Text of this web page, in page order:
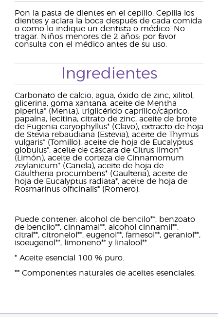
Pon la pasta de dientes en el cepillo. Cepilla los
dientes y aclara la boca después de cada comida
o como lo indique un dentista o médico. No
tragar. Niños menores de 2 años: por favor
consulta con el médico antes de su uso.
Ingredientes
Carbonato de calcio, agua, óxido de zinc, xilitol,
glicerina, goma xantana, aceite de Mentha
piperita* (Menta), triglicérido caprílico/cáprico,
papaína, lecitina, citrato de zinc, aceite de brote
de Eugenia caryophyllus* (Clavo), extracto de hoja
de Stevia rebaudiana (Estevia), aceite de Thymus
vulgaris* (Tomillo), aceite de hoja de Eucalyptus
globulus*, aceite de cáscara de Citrus limon*
(Limón), aceite de corteza de Cinnamomum
zeylanicum* (Canela), aceite de hoja de
Gaultheria procumbens* (Gaulteria), aceite de
hoja de Eucalyptus radiata*, aceite de hoja de
Rosmarinus officinalis* (Romero).
Puede contener: alcohol de bencilo**, benzoato
de bencilo**, cinnamal**, alcohol cinnamil**,
citral**, citronelol**, eugenol**, farnesol**, geraniol**,
isoeugenol**, limoneno** y linalool**.
* Aceite esencial 100 % puro.
** Componentes naturales de aceites esenciales.